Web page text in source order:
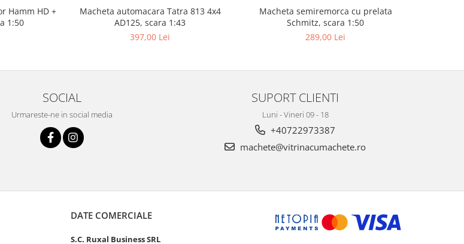
Hamm HD +
1:50
Macheta automacara Tatra 813 4x4
AD125, scara 1:43
397,00 Lei
Macheta semiremorca cu prelata
Schmitz, scara 1:50
289,00 Lei
SOCIAL
Urmareste-ne in social media
SUPORT CLIENTI
Luni - Vineri 09 - 18
+40722973387
machete@vitrinacumachete.ro
DATE COMERCIALE
S.C. Ruxal Business SRL